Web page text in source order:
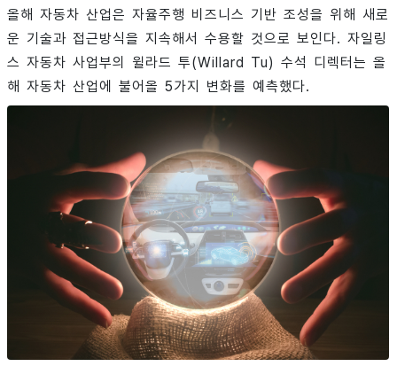
올해 자동차 산업은 자율주행 비즈니스 기반 조성을 위해 새로
운 기술과 접근방식을 지속해서 수용할 것으로 보인다. 자일링
스 자동차 사업부의 윌라드 투(Willard Tu) 수석 디렉터는 올
해 자동차 산업에 불어올 5가지 변화를 예측했다.